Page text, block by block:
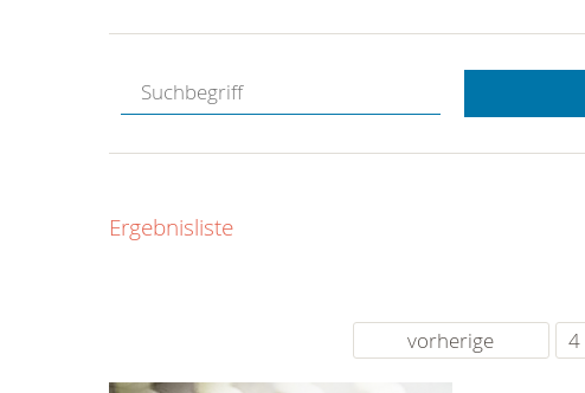
Hotline.
gerne.
rund um die Uhr
Ergebnisliste
vorherige
4